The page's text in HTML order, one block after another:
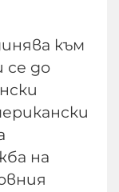
към
се до
на